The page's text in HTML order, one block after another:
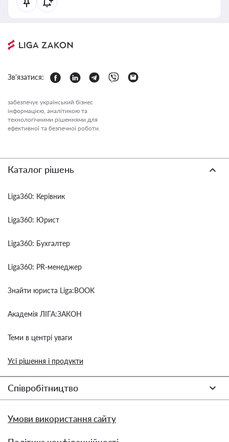
Зв'язатися:
забезпечує український бізнес
інформацією, аналітикою та
технологічними рішеннями для
ефективної та безпечної роботи.
Каталог рішень
Liga360: Керівник
Liga360: Юрист
Liga360: Бухгалтер
Liga360: PR-менеджер
Знайти юриста Liga:BOOK
Академія ЛІГА:ЗАКОН
Теми в центрі уваги
Усі рішення і продукти
Співробітництво
Умови використання сайту